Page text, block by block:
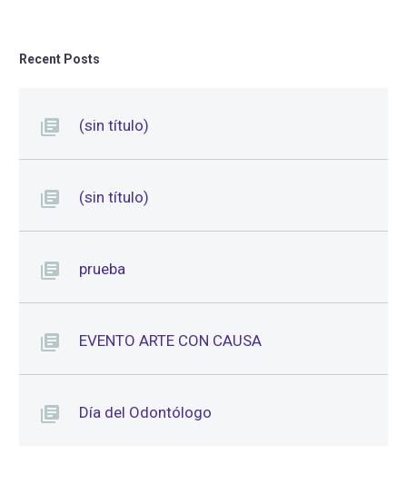
Recent Posts
(sin título)
(sin título)
prueba
EVENTO ARTE CON CAUSA
Día del Odontólogo